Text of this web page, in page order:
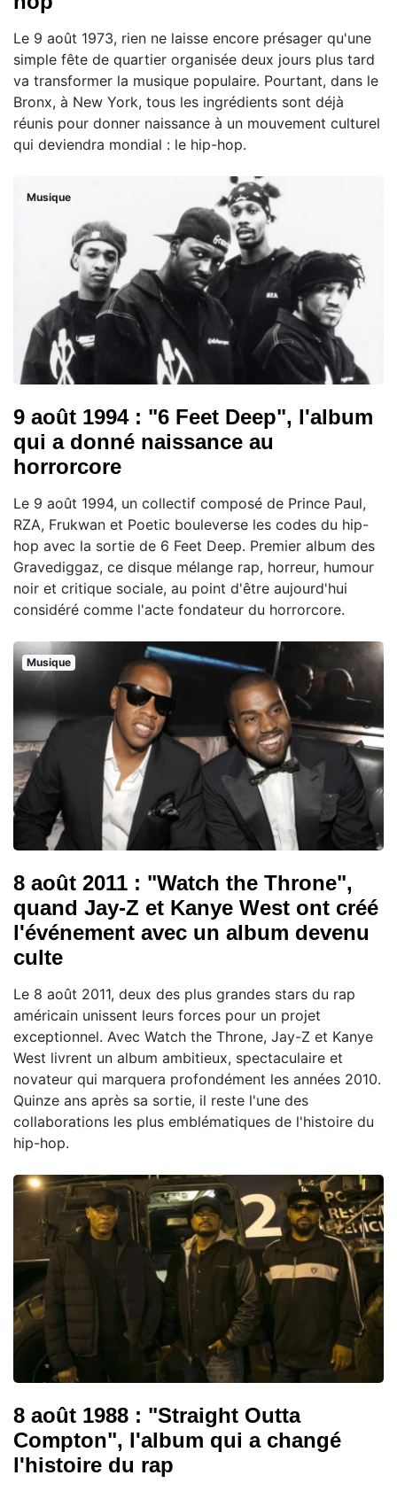
Le 9 août 1973, rien ne laisse encore présager qu'une
simple fête de quartier organisée deux jours plus tard
va transformer la musique populaire. Pourtant, dans le
Bronx, à New York, tous les ingrédients sont déjà
réunis pour donner naissance à un mouvement culturel
qui deviendra mondial : le hip-hop.
Musique
9 août 1994 : "6 Feet Deep", l'album
qui a donné naissance au
horrorcore
Le 9 août 1994, un collectif composé de Prince Paul,
RZA, Frukwan et Poetic bouleverse les codes du hip-
hop avec la sortie de 6 Feet Deep. Premier album des
Gravediggaz, ce disque mélange rap, horreur, humour
noir et critique sociale, au point d'être aujourd'hui
considéré comme l'acte fondateur du horrorcore.
Musique
8 août 2011 : "Watch the Throne",
quand Jay-Z et Kanye West ont créé
l'événement avec un album devenu
culte
Le 8 août 2011, deux des plus grandes stars du rap
américain unissent leurs forces pour un projet
exceptionnel. Avec Watch the Throne, Jay-Z et Kanye
West livrent un album ambitieux, spectaculaire et
novateur qui marquera profondément les années 2010.
Quinze ans après sa sortie, il reste l'une des
collaborations les plus emblématiques de l'histoire du
hip-hop.
8 août 1988 : "Straight Outta
Compton", l'album qui a changé
l'histoire du rap